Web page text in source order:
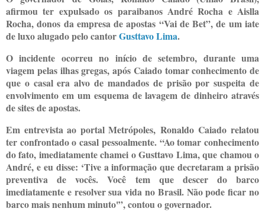
afirmou ter expulsado os paraibanos André Rocha e Aislla
Rocha, donos da empresa de apostas “Vai de Bet”, de um iate
de luxo alugado pelo cantorGusttavo Lima.
O incidente ocorreu no início de setembro, durante uma
viagem pelas ilhas gregas, após Caiado tomar conhecimento de
que o casal era alvo de mandados de prisão por suspeita de
envolvimento em um esquema de lavagem de dinheiro através
de sites de apostas.
Em entrevista ao portal Metrópoles, RonaldoCaiado relatou
ter confrontado o casal pessoalmente. “Ao tomar conhecimento
do fato, imediatamente chamei o Gusttavo Lima, que chamou o
André, e eu disse: ‘Tive a informação que decretaram a prisão
preventiva de vocês. Você tem que descer do barco
imediatamente e resolver sua vida no Brasil. Não pode ficar no
barco mais nenhum minuto'”, contou o governador.